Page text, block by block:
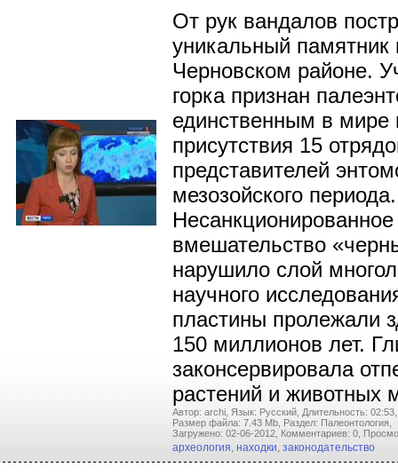
От рук вандалов
уникальный памятник
Черновском районе.
горка признан
единственным в мире
присутствия 15
представителей
мезозойского периода.
Несанкционированное
вмешательство
нарушило слой
научного
пластины пролежали
150 миллионов лет.
законсервировала
растений и животных
Автор: archi, Язык: Русский, Длительность: 02:53,
Размер файла: 7.43 Mb, Раздел: Палеонтология,
Загружено: 02-06-2012, Комментариев: 0,
археология, находки, законодательство